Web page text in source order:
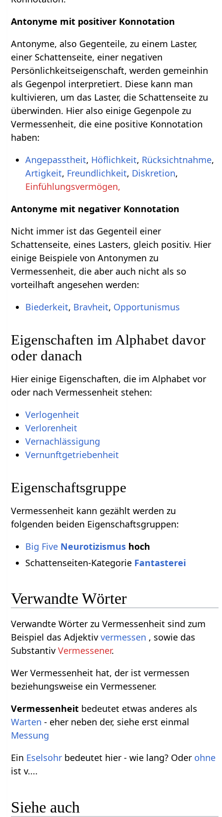
Antonyme mit positiver Konnotation
Antonyme, also Gegenteile, zu einem Laster,
einer Schattenseite, einer negativen
Persönlichkeitseigenschaft, werden gemeinhin
als Gegenpol interpretiert. Diese kann man
kultivieren, um das Laster, die Schattenseite zu
überwinden. Hier also einige Gegenpole zu
Vermessenheit, die eine positive Konnotation
haben:
Angepasstheit, Höflichkeit, Rücksichtnahme,
Artigkeit, Freundlichkeit, Diskretion,
Einfühlungsvermögen,
Antonyme mit negativer Konnotation
Nicht immer ist das Gegenteil einer
Schattenseite, eines Lasters, gleich positiv. Hier
einige Beispiele von Antonymen zu
Vermessenheit, die aber auch nicht als so
vorteilhaft angesehen werden:
Biederkeit, Bravheit, Opportunismus
Eigenschaften im Alphabet davor
oder danach
Hier einige Eigenschaften, die im Alphabet vor
oder nach Vermessenheit stehen:
Verlogenheit
Verlorenheit
Vernachlässigung
Vernunftgetriebenheit
Eigenschaftsgruppe
Vermessenheit kann gezählt werden zu
folgenden beiden Eigenschaftsgruppen:
Big Five Neurotizismushoch
Schattenseiten-Kategorie Fantasterei
Verwandte Wörter
Verwandte Wörter zu Vermessenheit sind zum
Beispiel das Adjektivvermessen , sowie das
SubstantivVermessener.
Wer Vermessenheit hat, der ist vermessen
beziehungsweise ein Vermessener.
Vermessenheit bedeutet etwas anderes als
Warten - eher neben der, siehe erst einmal
Messung
Ein Eselsohr bedeutet hier - wie lang? Oder ohne
ist v....
Siehe auch